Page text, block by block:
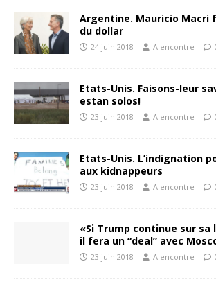
Argentine. Mauricio Macri
du dollar
24 juin 2018 Alencontre
Etats-Unis. Faisons-leur
estan solos!
23 juin 2018 Alencontre
Etats-Unis. L’indignation
aux kidnappeurs
23 juin 2018 Alencontre
«Si Trump continue sur sa
il fera un “deal” avec
23 juin 2018 Alencontre